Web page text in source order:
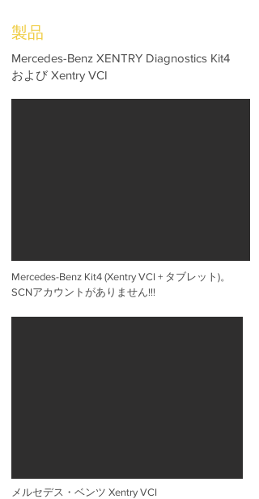
製品
Mercedes-Benz XENTRY Diagnostics Kit4
および Xentry VCI
Mercedes-Benz Kit4 (Xentry VCI + タブレット)。
SCNアカウントがありません!!!
メルセデス・ベンツ Xentry VCI